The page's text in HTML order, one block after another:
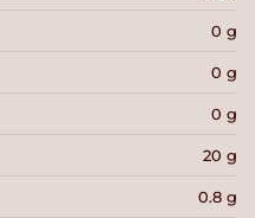
0 g
0 g
0 g
20 g
0.8 g